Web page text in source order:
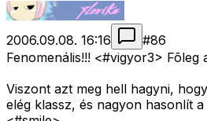
2006.09.08. 16:16 #86
Fenomenális!!! <#vigyor3> Fõleg
Viszont azt meg hell hagyni,
elég klassz, és nagyon hasonlít